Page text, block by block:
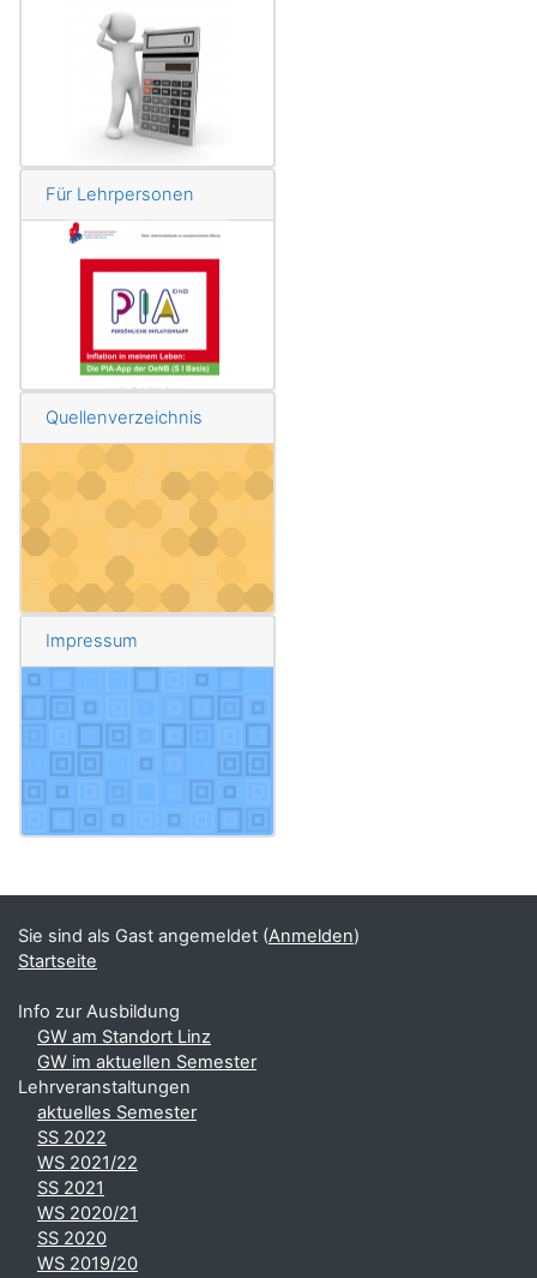
Für Lehrpersonen
Quellenverzeichnis
Impressum
Ergänzungsblöcke
Sie sind als Gast angemeldet (Anmelden)
Startseite
Info zur Ausbildung
GW am Standort Linz
GW im aktuellen Semester
Lehrveranstaltungen
aktuelles Semester
SS 2022
WS 2021/22
SS 2021
WS 2020/21
SS 2020
WS 2019/20